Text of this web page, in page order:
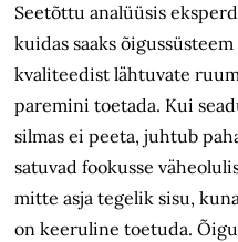
Seetõttu analüüsis
kuidas saaks
kvaliteedist lähtuvate
paremini toetada. Kui
silmas ei peeta, juhtub
satuvad fookusse
mitte asja tegelik sisu,
on keeruline toetuda.